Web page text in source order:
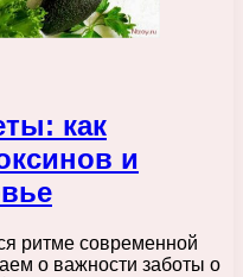
как
и
ритме современной
о важности заботы о